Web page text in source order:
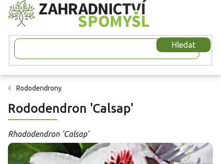
Přejít
na
obsah
Hledat
Rododendrony
Rododendron 'Calsap'
Rhododendron 'Calsap'